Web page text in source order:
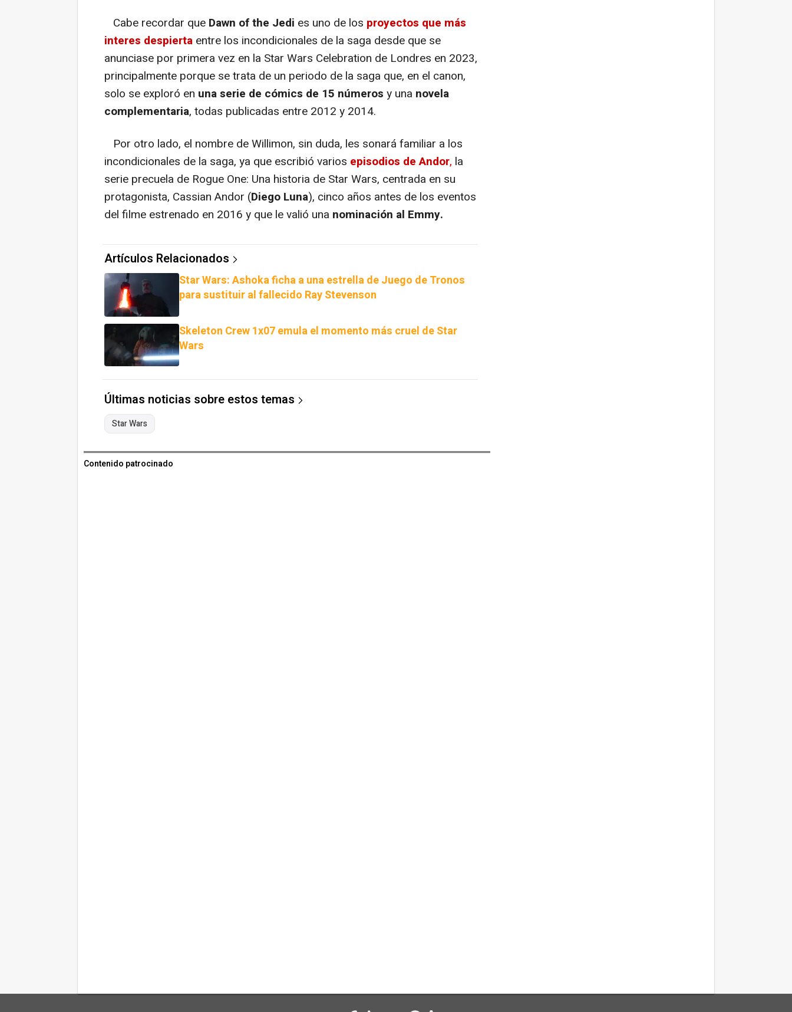
Cabe recordar que Dawn of the Jedi es uno de los proyectos que más
interes despierta entre los incondicionales de la saga desde que se
anunciase por primera vez en la Star Wars Celebration de Londres en 2023,
principalmente porque se trata de un periodo de la saga que, en el canon,
solo se exploró en una serie de cómics de 15 números y una novela
complementaria, todas publicadas entre 2012 y 2014.
Por otro lado, el nombre de Willimon, sin duda, les sonará familiar a los
incondicionales de la saga, ya que escribió varios episodios de Andor, la
serie precuela de Rogue One: Una historia de Star Wars, centrada en su
protagonista, Cassian Andor (Diego Luna), cinco años antes de los eventos
del filme estrenado en 2016 y que le valió una nominación al Emmy.
Artículos Relacionados
Star Wars: Ashoka ficha a una estrella de Juego de Tronos
para sustituir al fallecido Ray Stevenson
Skeleton Crew 1x07 emula el momento más cruel de Star
Wars
Últimas noticias sobre estos temas
Star Wars
Contenido patrocinado